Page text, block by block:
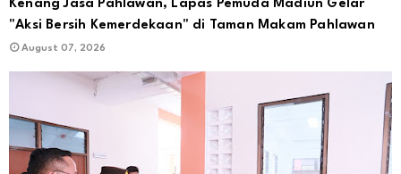
Kenang Jasa Pahlawan, Lapas Pemuda Madiun Gelar
"Aksi Bersih Kemerdekaan" di Taman Makam Pahlawan
August 07, 2026